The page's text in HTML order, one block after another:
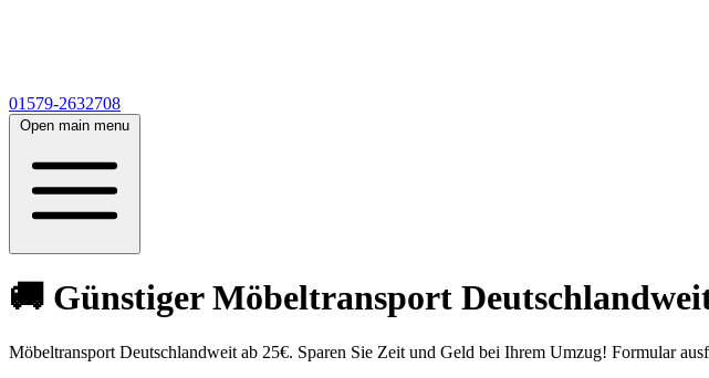
01579-2632708
Open main menu
🚚 Günstiger Möbeltransport
Möbeltransport Deutschlandweit ab 25€. Sparen Sie Zeit und Geld bei Ihrem Umzug! Formular